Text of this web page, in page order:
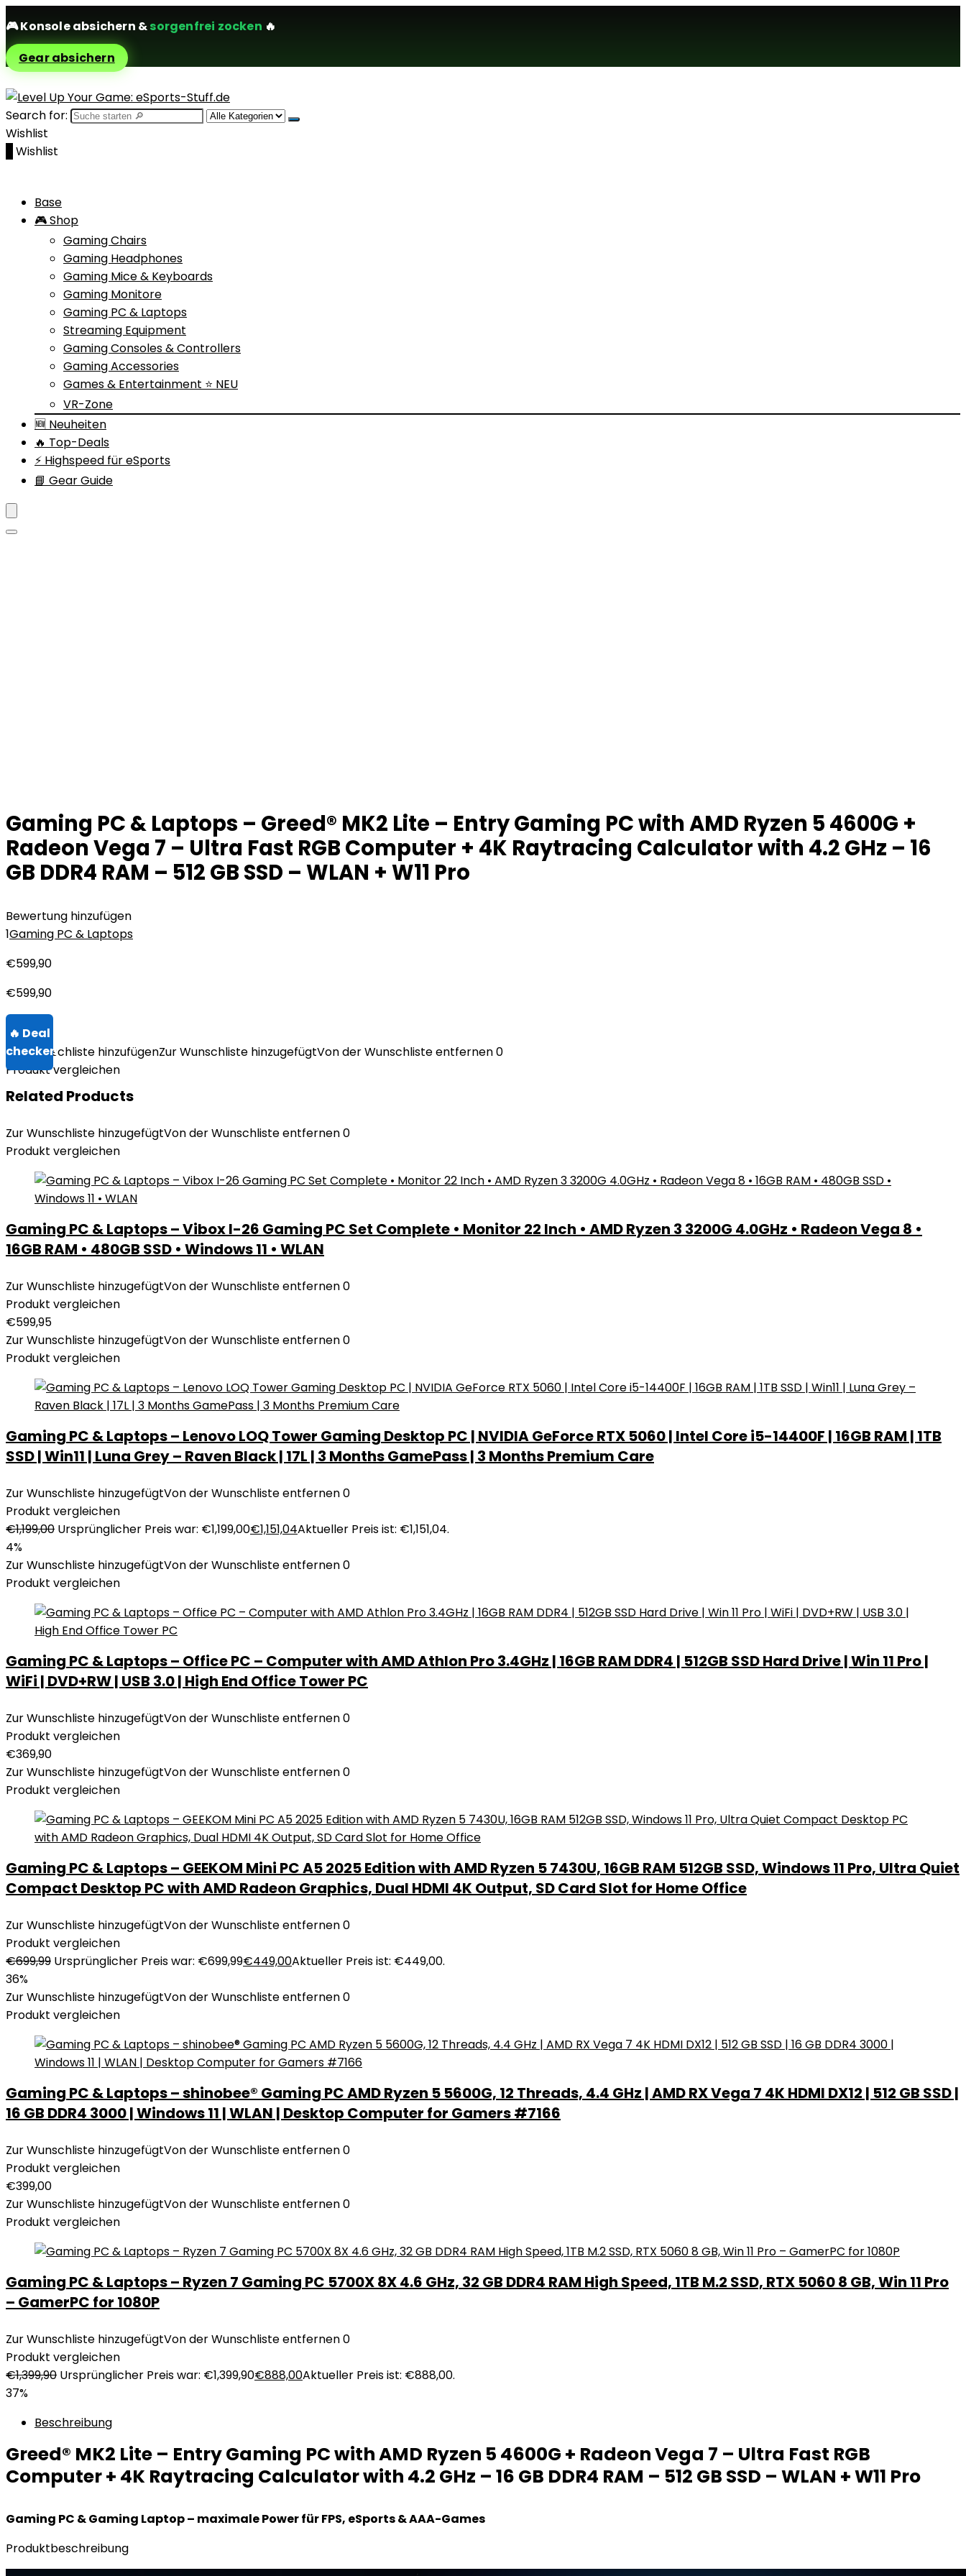
🎮Konsole absichern &sorgenfrei zocken 🔥
Gear absichern
Search for:
Wishlist
Wishlist
Base
🎮 Shop
Gaming Chairs
Gaming Headphones
Gaming Mice & Keyboards
Gaming Monitore
Gaming PC & Laptops
Streaming Equipment
Gaming Consoles & Controllers
Gaming Accessories
Games & Entertainment ⭐ NEU
VR-Zone
🆕 Neuheiten
🔥 Top-Deals
⚡ Highspeed für eSports
📘 Gear Guide
Gaming PC & Laptops – Greed® MK2 Lite – Entry Gaming PC with AMD Ryzen 5 4600G +
Radeon Vega 7 – Ultra Fast RGB Computer + 4K Raytracing Calculator with 4.2 GHz – 16
GB DDR4 RAM – 512 GB SSD – WLAN + W11 Pro
Bewertung hinzufügen
1Gaming PC & Laptops
€599,90
€599,90
Zur Wunschliste hinzufügenZur Wunschliste hinzugefügtVon der Wunschliste entfernen0
Produkt vergleichen
Related Products
Zur Wunschliste hinzugefügtVon der Wunschliste entfernen0
Produkt vergleichen
Gaming PC & Laptops – Vibox I-26 Gaming PC Set Complete • Monitor 22 Inch • AMD Ryzen 3 3200G 4.0GHz • Radeon Vega 8 •
16GB RAM • 480GB SSD • Windows 11 • WLAN
Zur Wunschliste hinzugefügtVon der Wunschliste entfernen0
Produkt vergleichen
€599,95
Zur Wunschliste hinzugefügtVon der Wunschliste entfernen0
Produkt vergleichen
Gaming PC & Laptops – Lenovo LOQ Tower Gaming Desktop PC | NVIDIA GeForce RTX 5060 | Intel Core i5-14400F | 16GB RAM | 1TB
SSD | Win11 | Luna Grey – Raven Black | 17L | 3 Months GamePass | 3 Months Premium Care
Zur Wunschliste hinzugefügtVon der Wunschliste entfernen0
Produkt vergleichen
€1,199,00 Ursprünglicher Preis war: €1,199,00€1,151,04Aktueller Preis ist: €1,151,04.
4%
Zur Wunschliste hinzugefügtVon der Wunschliste entfernen0
Produkt vergleichen
Gaming PC & Laptops – Office PC – Computer with AMD Athlon Pro 3.4GHz | 16GB RAM DDR4 | 512GB SSD Hard Drive | Win 11 Pro |
WiFi | DVD+RW | USB 3.0 | High End Office Tower PC
Zur Wunschliste hinzugefügtVon der Wunschliste entfernen0
Produkt vergleichen
€369,90
Zur Wunschliste hinzugefügtVon der Wunschliste entfernen0
Produkt vergleichen
Gaming PC & Laptops – GEEKOM Mini PC A5 2025 Edition with AMD Ryzen 5 7430U, 16GB RAM 512GB SSD, Windows 11 Pro, Ultra Quiet
Compact Desktop PC with AMD Radeon Graphics, Dual HDMI 4K Output, SD Card Slot for Home Office
Zur Wunschliste hinzugefügtVon der Wunschliste entfernen0
Produkt vergleichen
€699,99 Ursprünglicher Preis war: €699,99€449,00Aktueller Preis ist: €449,00.
36%
Zur Wunschliste hinzugefügtVon der Wunschliste entfernen0
Produkt vergleichen
Gaming PC & Laptops – shinobee® Gaming PC AMD Ryzen 5 5600G, 12 Threads, 4.4 GHz | AMD RX Vega 7 4K HDMI DX12 | 512 GB SSD |
16 GB DDR4 3000 | Windows 11 | WLAN | Desktop Computer for Gamers #7166
Zur Wunschliste hinzugefügtVon der Wunschliste entfernen0
Produkt vergleichen
€399,00
Zur Wunschliste hinzugefügtVon der Wunschliste entfernen0
Produkt vergleichen
Gaming PC & Laptops – Ryzen 7 Gaming PC 5700X 8X 4.6 GHz, 32 GB DDR4 RAM High Speed, 1TB M.2 SSD, RTX 5060 8 GB, Win 11 Pro
– GamerPC for 1080P
Zur Wunschliste hinzugefügtVon der Wunschliste entfernen0
Produkt vergleichen
€1,399,90 Ursprünglicher Preis war: €1,399,90€888,00Aktueller Preis ist: €888,00.
37%
Beschreibung
Greed® MK2 Lite – Entry Gaming PC with AMD Ryzen 5 4600G + Radeon Vega 7 – Ultra Fast RGB
Computer + 4K Raytracing Calculator with 4.2 GHz – 16 GB DDR4 RAM – 512 GB SSD – WLAN + W11 Pro
Gaming PC & Gaming Laptop – maximale Power für FPS, eSports & AAA-Games
Produktbeschreibung